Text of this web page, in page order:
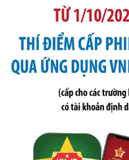
Tên: Thông tư số 105/
bỏ Thông tư số 87/2019/
2019 của Bộ trưởng Bộ
phạt vi phạm hành chính
Ngày ban hành: 21/07/2026
Số kí hiệu:291/2026/NĐ-
Tên: Nghị định số 291/
đổi, bổ sung một số điều
ngày 19 tháng 10 năm
phạt vi phạm hành chính
sung bởi Nghị định số 102/
Ngày ban hành: 20/07/2026